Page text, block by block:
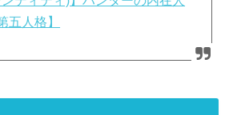
五人格】